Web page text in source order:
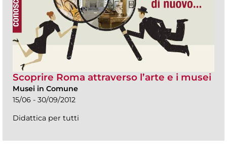
Scoprire Roma attraverso l’arte e i musei
Musei in Comune
15/06 - 30/09/2012
Didattica per tutti